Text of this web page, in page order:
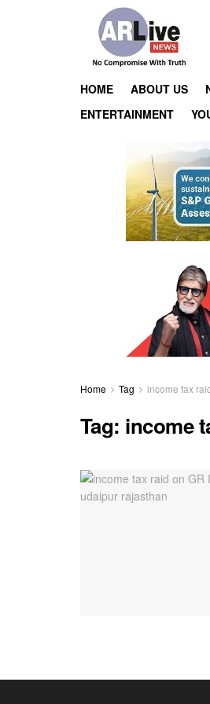
HOME ABOUT US
ENTERTAINMENT
Home Tag income tax
Tag: income